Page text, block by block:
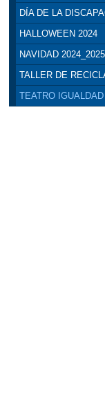
DÍA DE LA
HALLOWEEN 2024
NAVIDAD 2024_2025
TALLER DE
TEATRO